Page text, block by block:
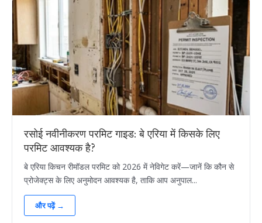
रसोई नवीनीकरण परमिट गाइड: बे एरिया में किसके लिए
परमिट आवश्यक है?
बे एरिया किचन रीमॉडल परमिट को 2026 में नेविगेट करें—जानें कि कौन से
प्रोजेक्ट्स के लिए अनुमोदन आवश्यक है, ताकि आप अनुपाल...
और पढ़ें →